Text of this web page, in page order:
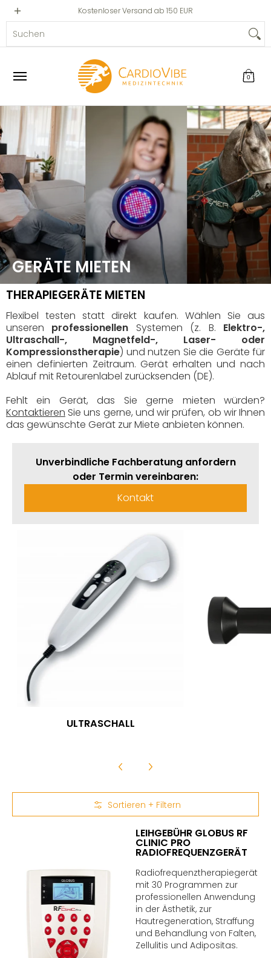
Zum Hauptinhalt springen
Professionell
Kostenloser Versand ab 150 EUR
0
GERÄTE MIETEN
THERAPIEGERÄTE MIETEN
Flexibel testen statt direkt kaufen. Wählen Sie aus
unseren professionellen Systemen (z. B. Elektro-,
Ultraschall-, Magnetfeld-, Laser- oder
Kompressionstherapie) und nutzen Sie die Geräte für
einen definierten Zeitraum. Gerät erhalten und nach
Ablauf mit Retourenlabel zurücksenden (DE).
Fehlt ein Gerät, das Sie gerne mieten würden?
Kontaktieren Sie uns gerne, und wir prüfen, ob wir Ihnen
das gewünschte Gerät zur Miete anbieten können.
Unverbindliche Fachberatung anfordern
oder Termin vereinbaren:
Kontakt
ULTRASCHALL
Zum Hauptinhalt springenSortieren + Filtern
LEIHGEBÜHR GLOBUS RF
CLINIC PRO
RADIOFREQUENZGERÄT
Radiofrequenztherapiegerät
mit 30 Programmen zur
professionellen Anwendung
in der Ästhetik, zur
Hautregeneration, Straffung
und Behandlung von Falten,
Zellulitis und Adipositas.